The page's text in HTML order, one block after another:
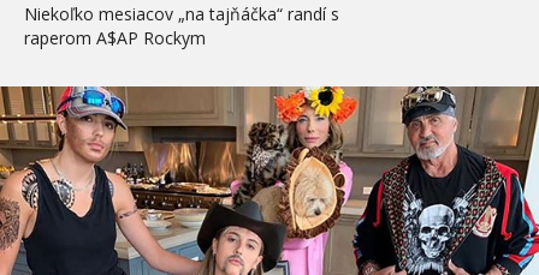
Niekoľko mesiacov „na tajňáčka“ randí s
raperom A$AP Rockym